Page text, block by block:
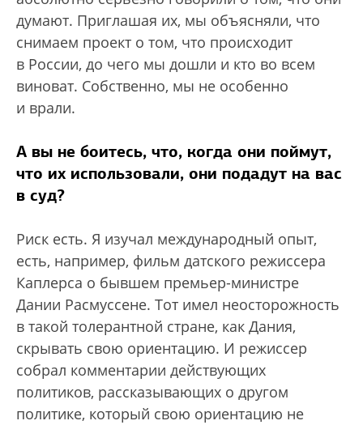
думают. Приглашая их, мы объясняли, что
снимаем проект о том, что происходит
в России, до чего мы дошли и кто во всем
виноват. Собственно, мы не особенно
и врали.
А вы не боитесь, что, когда они поймут,
что их использовали, они подадут на вас
в суд?
Риск есть. Я изучал международный опыт,
есть, например, фильм датского режиссера
Каплерса о бывшем премьер-министре
Дании Расмуссене. Тот имел неосторожность
в такой толерантной стране, как Дания,
скрывать свою ориентацию. И режиссер
собрал комментарии действующих
политиков, рассказывающих о другом
политике, который свою ориентацию не